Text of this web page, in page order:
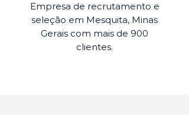
Empresa de recrutamento e
seleção em Mesquita, Minas
Gerais com mais de 900
clientes.